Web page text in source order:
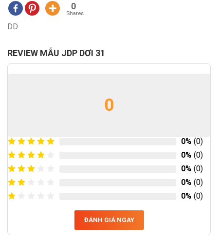
0
Shares
DD
REVIEW MẪU JDP DƠI 31
0
0% (0)
0% (0)
0% (0)
0% (0)
0% (0)
ĐÁNH GIÁ NGAY